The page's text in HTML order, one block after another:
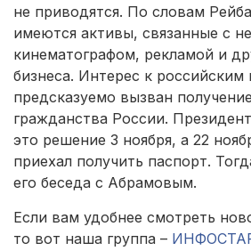
не приводятся. По словам
имеются активы, связанные с
кинематографом, рекламой и
бизнеса. Интерес к российским
предсказуемо вызван
гражданства России.
это решение 3 ноября, а 22
приехал получить паспорт.
его беседа с Абрамовым.
Если вам удобнее смотреть
то вот наша группа –